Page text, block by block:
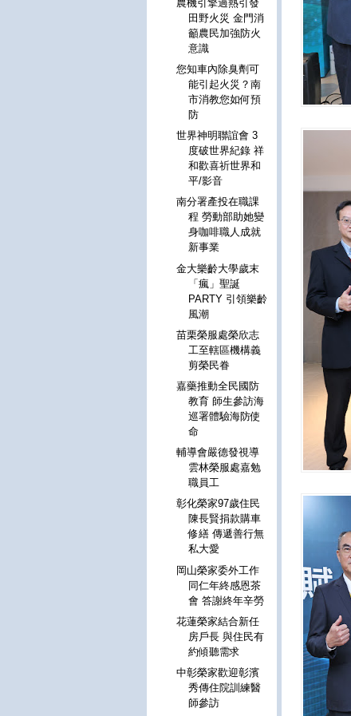
農機引擎過熱引發
田野火災 金門消
籲農民加強防火
意識
您知車內除臭劑可
能引起火災？南
市消教您如何預
防
世界神明聯誼會 3
度破世界紀錄 祥
和歡喜祈世界和
平/影音
南分署產投在職課
程 勞動部助她變
身咖啡職人成就
新事業
金大樂齡大學歲末
「瘋」聖誕
PARTY 引領樂齡
風潮
苗栗榮服處榮欣志
工至轄區機構義
剪榮民眷
嘉藥推動全民國防
教育 師生參訪海
巡署體驗海防使
命
輔導會嚴德發視導
雲林榮服處嘉勉
職員工
彰化榮家97歲住民
陳長賢捐款購車
修繕 傳遞善行無
私大愛
岡山榮家委外工作
同仁年終感恩茶
會 答謝終年辛勞
花蓮榮家結合新任
房戶長 與住民有
約傾聽需求
中彰榮家歡迎彰濱
秀傳住院訓練醫
師參訪